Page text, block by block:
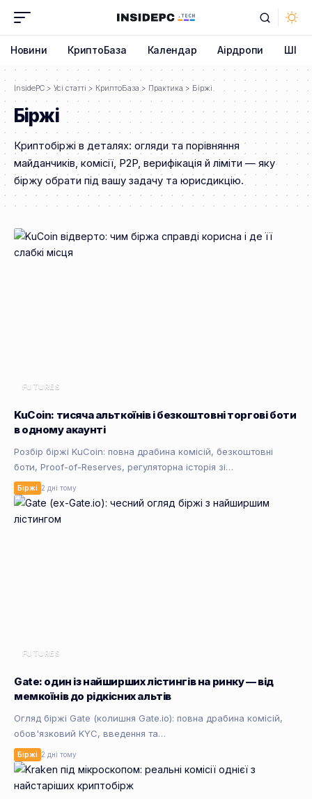
Новини КриптоБаза Календар Аірдропи ШІ
InsidePC > Усі статті > КриптоБаза > Практика > Біржі
Біржі
Криптобіржі в деталях: огляди та порівняння
майданчиків, комісії, P2P, верифікація й ліміти — яку
біржу обрати під вашу задачу та юрисдикцію.
FUTURES
KuCoin: тисяча альткоїнів і безкоштовні торгові боти
в одному акаунті
Розбір біржі KuCoin: повна драбина комісій, безкоштовні
боти, Proof-of-Reserves, регуляторна історія зі…
Біржі 2 дні тому
FUTURES
Gate: один із найширших лістингів на ринку — від
мемкоїнів до рідкісних альтів
Огляд біржі Gate (колишня Gate.io): повна драбина комісій,
обов'язковий KYC, введення та…
Біржі 2 дні тому